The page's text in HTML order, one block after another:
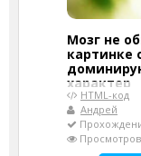
Мозг не
картинке
характер
HTML-код
Андрей